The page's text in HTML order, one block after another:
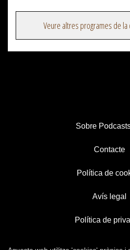
Veure altres programes de la
Sobre
Contacte
Política de
Avís legal
Política de